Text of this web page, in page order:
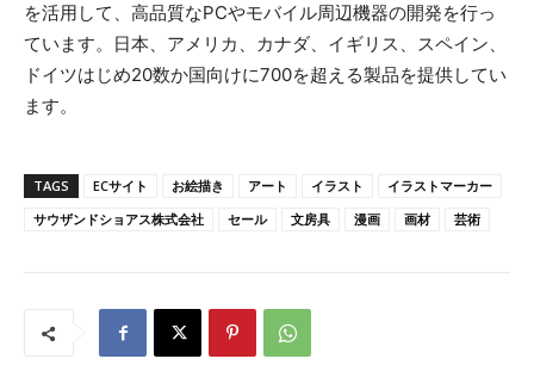
を活用して、高品質なPCやモバイル周辺機器の開発を行っ
ています。日本、アメリカ、カナダ、イギリス、スペイン、
ドイツはじめ20数か国向けに700を超える製品を提供してい
ます。
TAGS ECサイト お絵描き アート イラスト
イラストマーカー
サウザンドショアス株式会社
セール 文房具 漫画 画材 芸術